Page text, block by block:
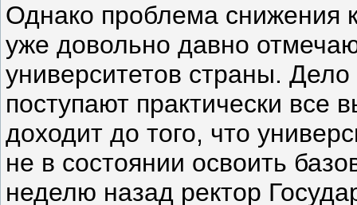
Однако проблема снижения
уже довольно давно
университетов страны.
поступают практически все
доходит до того, что
не в состоянии освоить
неделю назад ректор